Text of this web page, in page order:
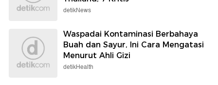
detikNews
Waspadai Kontaminasi Berbahaya
Buah dan Sayur, Ini Cara Mengatasi
Menurut Ahli Gizi
detikHealth